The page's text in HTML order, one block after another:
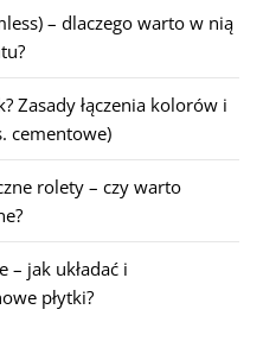
– dlaczego warto w nią
Zasady łączenia kolorów i
cementowe)
rolety – czy warto
– jak układać i
płytki?